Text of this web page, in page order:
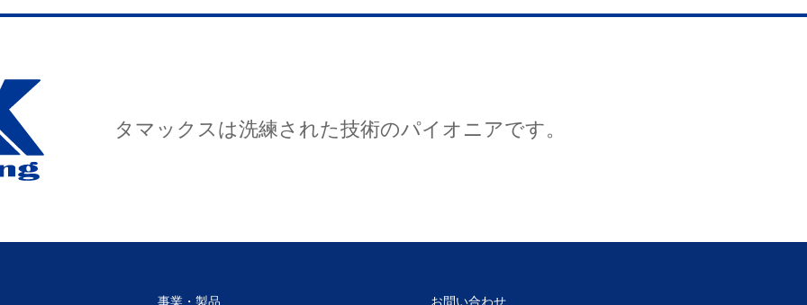
タマックスは洗練された技術のパイオニアです。
事業・製品 お問い合わせ